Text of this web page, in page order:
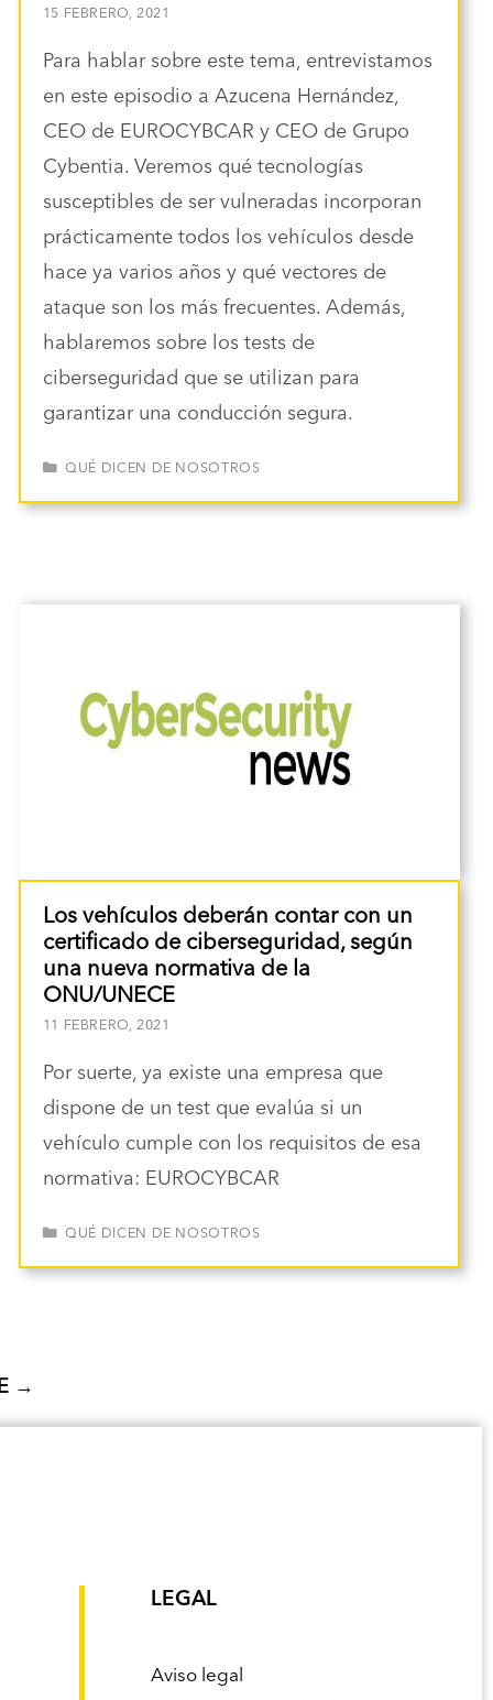
15 FEBRERO, 2021
Para hablar sobre este tema, entrevistamos
en este episodio a Azucena Hernández,
CEO de EUROCYBCAR y CEO de Grupo
Cybentia. Veremos qué tecnologías
susceptibles de ser vulneradas incorporan
prácticamente todos los vehículos desde
hace ya varios años y qué vectores de
ataque son los más frecuentes. Además,
hablaremos sobre los tests de
ciberseguridad que se utilizan para
garantizar una conducción segura.
CATEGORÍAS
QUÉ DICEN DE NOSOTROS
Los vehículos deberán contar con un
certificado de ciberseguridad, según
una nueva normativa de la
ONU/UNECE
11 FEBRERO, 2021
Por suerte, ya existe una empresa que
dispone de un test que evalúa si un
vehículo cumple con los requisitos de esa
normativa: EUROCYBCAR
CATEGORÍAS
QUÉ DICEN DE NOSOTROS
→
LEGAL
Aviso legal